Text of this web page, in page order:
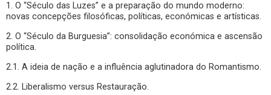
1. O “Século das Luzes” e a preparação do mundo moderno:
novas concepções filosóficas, políticas, económicas e artísticas.
2. O “Século da Burguesia”: consolidação económica e ascensão
política.
2.1. A ideia de nação e a influência aglutinadora do Romantismo.
2.2. Liberalismo versus Restauração.